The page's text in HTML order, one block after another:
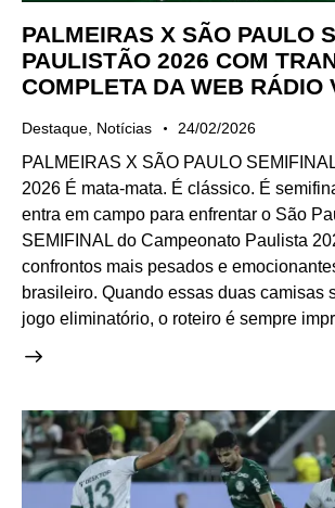
PALMEIRAS X SÃO PAULO
PAULISTÃO 2026 COM
COMPLETA DA WEB RÁDIO
Destaque Notícias 24/02/2026
PALMEIRAS X SÃO PAULO
2026 É mata-mata. É clássico. É
entra em campo para enfrentar o São
SEMIFINAL do Campeonato Paulista
confrontos mais pesados e
brasileiro. Quando essas duas camisas
jogo eliminatório, o roteiro é sempre